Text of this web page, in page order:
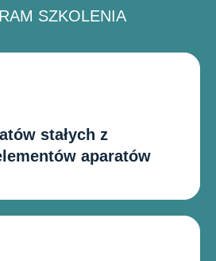
SZKOLENIA
stałych z
aparatów